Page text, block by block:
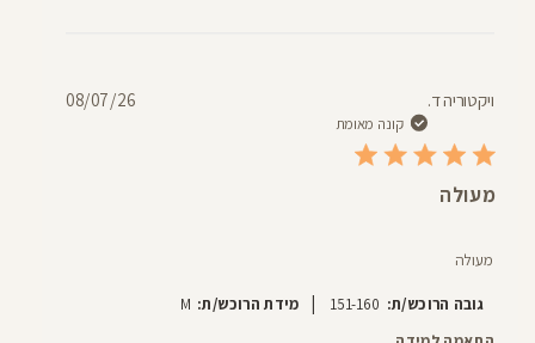
ויקטוריה ד.
קונה מאומת
מעולה
מעולה
גובה הרוכש/ת: 151-160
| מידת הרוכש/ת: M
תאריך08/07/26